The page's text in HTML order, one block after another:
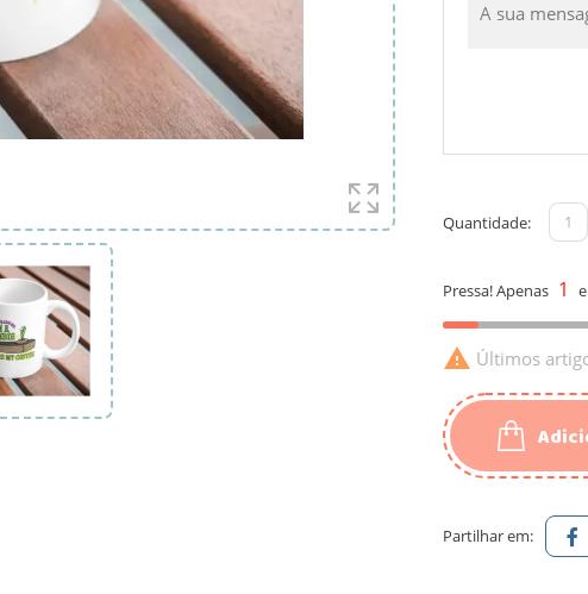
Quantidade:
Pressa! Apenas 1
 Últimos
Partilhar em: